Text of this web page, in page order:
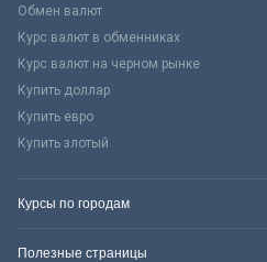
Обмен валют
Курс валют в обменниках
Курс валют на черном рынке
Купить доллар
Купить евро
Купить злотый
Курсы по городам
Полезные страницы